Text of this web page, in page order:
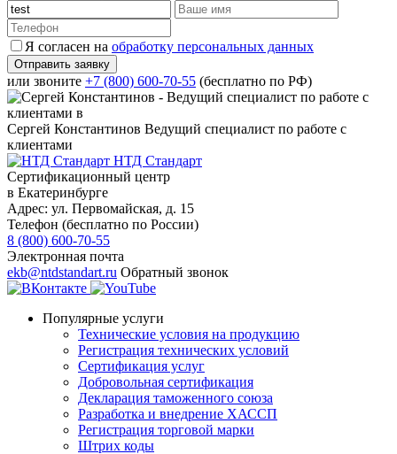
Я согласен на обработку персональных данных
или звоните +7 (800) 600-70-55 (бесплатно по РФ)
Сергей Константинов Ведущий специалист по работе с
клиентами
НТД Стандарт
Сертификационный центр
в Екатеринбурге
Адрес: ул. Первомайская, д. 15
Телефон (бесплатно по России)
8 (800) 600-70-55
Электронная почта
ekb@ntdstandart.ru Обратный звонок
Популярные услуги
Технические условия на продукцию
Регистрация технических условий
Сертификация услуг
Добровольная сертификация
Декларация таможенного союза
Разработка и внедрение ХАССП
Регистрация торговой марки
Штрих коды